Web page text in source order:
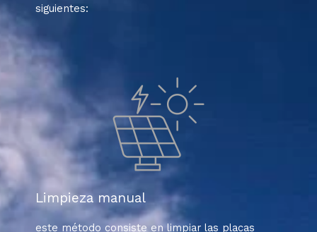
siguientes:
Limpieza manual
este método consiste en limpiar las placas